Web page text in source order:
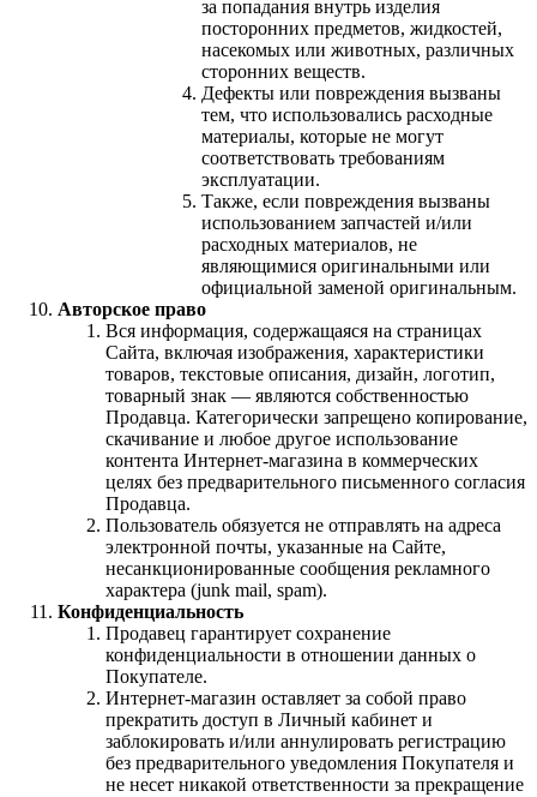
за попадания внутрь изделия
посторонних предметов, жидкостей,
насекомых или животных, различных
сторонних веществ.
Дефекты или повреждения вызваны
тем, что использовались расходные
материалы, которые не могут
соответствовать требованиям
эксплуатации.
Также, если повреждения вызваны
использованием запчастей и/или
расходных материалов, не
являющимися оригинальными или
официальной заменой оригинальным.
Авторское право
Вся информация, содержащаяся на страницах
Сайта, включая изображения, характеристики
товаров, текстовые описания, дизайн, логотип,
товарный знак — являются собственностью
Продавца. Категорически запрещено копирование,
скачивание и любое другое использование
контента Интернет-магазина в коммерческих
целях без предварительного письменного согласия
Продавца.
Пользователь обязуется не отправлять на адреса
электронной почты, указанные на Сайте,
несанкционированные сообщения рекламного
характера (junk mail, spam).
Конфиденциальность
Продавец гарантирует сохранение
конфиденциальности в отношении данных о
Покупателе.
Интернет-магазин оставляет за собой право
прекратить доступ в Личный кабинет и
заблокировать и/или аннулировать регистрацию
без предварительного уведомления Покупателя и
не несет никакой ответственности за прекращение